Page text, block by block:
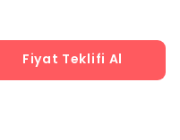
Fiyat Teklifi Al